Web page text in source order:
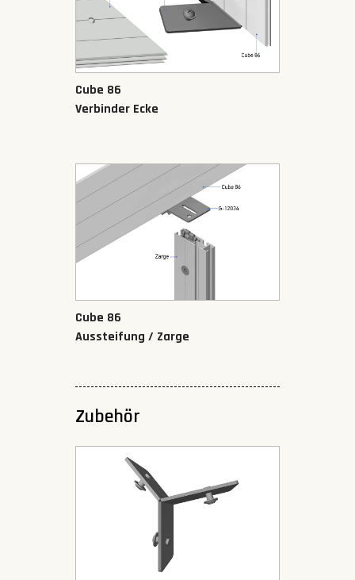
Cube 86
Verbinder Ecke
Cube 86
Aussteifung / Zarge
Zubehör